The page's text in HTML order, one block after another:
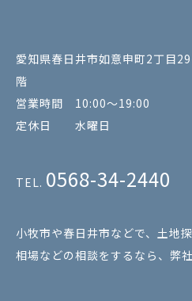
愛知県春日井市如意申町2丁目
階
営業時間 10:00～19:00
定休日 水曜日
TEL. 0568-34-2440
小牧市や春日井市などで、土地
相場などの相談をするなら、弊